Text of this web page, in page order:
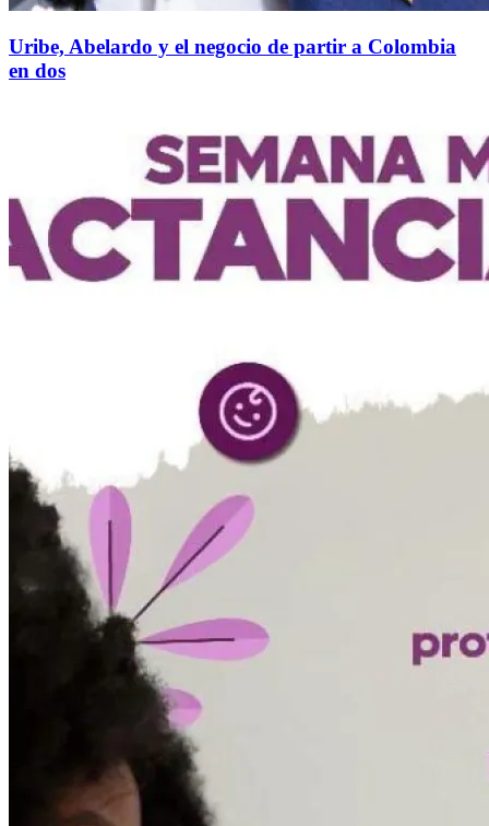
Uribe, Abelardo y el negocio de partir a Colombia
en dos